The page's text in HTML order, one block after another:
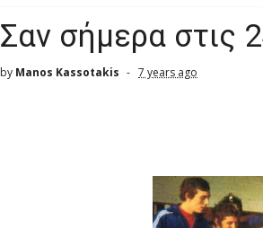
Σαν σήμερα στις
by Manos Kassotakis 7 years ago